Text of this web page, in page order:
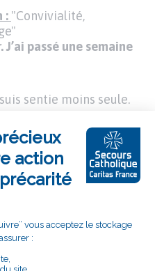
: "Convivialité,
passé une semaine
sentie moins seule.
humaine, cela m’a
Brigitte et d’Edith, de
personnes en qui
Et des liens
cascades, le musée des